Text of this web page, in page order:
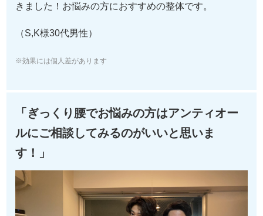
きました！お悩みの方におすすめの整体です。
（S,K様30代男性）
※効果には個人差があります
「ぎっくり腰でお悩みの方はアンティオー
ルにご相談してみるのがいいと思いま
す！」